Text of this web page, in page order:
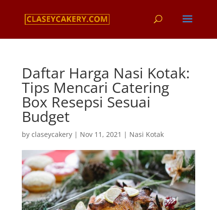
Daftar Harga Nasi Kotak:
Tips Mencari Catering
Box Resepsi Sesuai
Budget
by claseycakery| Nov 11, 2021 | Nasi Kotak